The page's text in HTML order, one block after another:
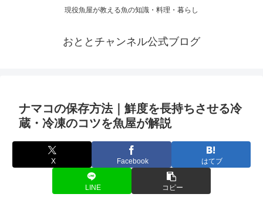
現役魚屋が教える魚の知識・料理・暮らし
おととチャンネル公式ブログ
ナマコの保存方法｜鮮度を長持ちさせる冷
蔵・冷凍のコツを魚屋が解説
X Facebook はてブ
LINE コピー